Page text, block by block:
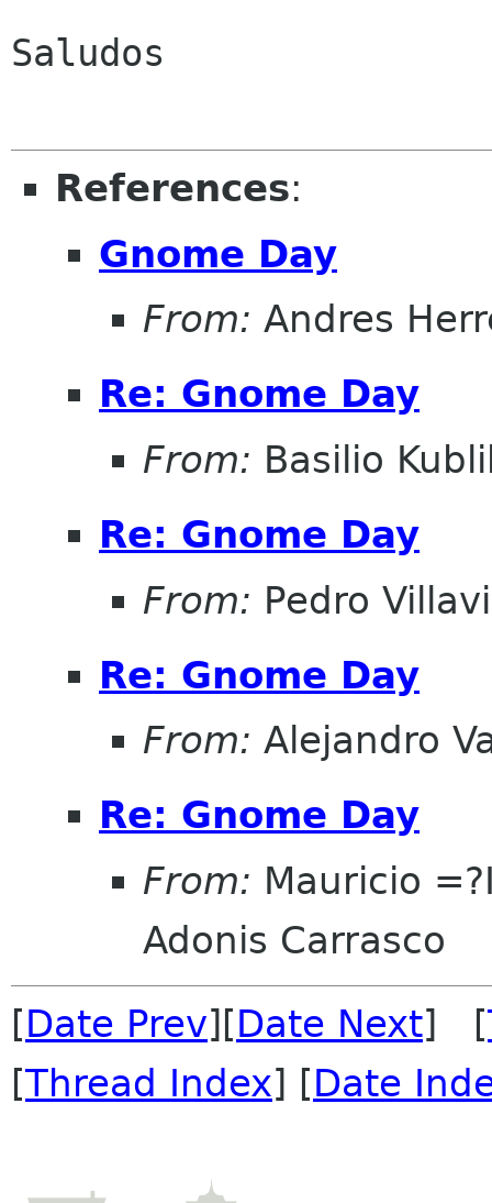
Saludos
References:
Gnome Day
From: Andres
Re: Gnome Day
From: Basilio
Re: Gnome Day
From: Pedro
Re: Gnome Day
From: Alejandro
Re: Gnome Day
From: Mauricio
Adonis Carrasco
[Date Prev][Date Next] [
[Thread Index] [Date